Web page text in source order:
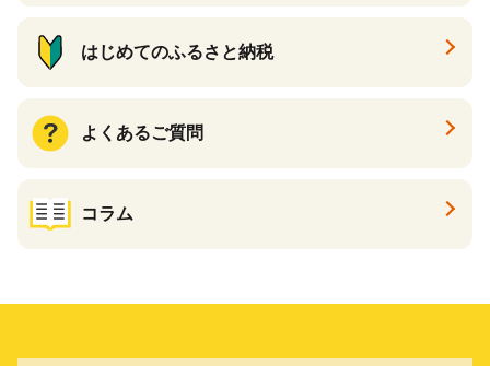
はじめてのふるさと納税
よくあるご質問
コラム